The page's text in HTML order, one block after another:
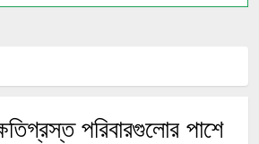
পরিবারগুলোর পাশে